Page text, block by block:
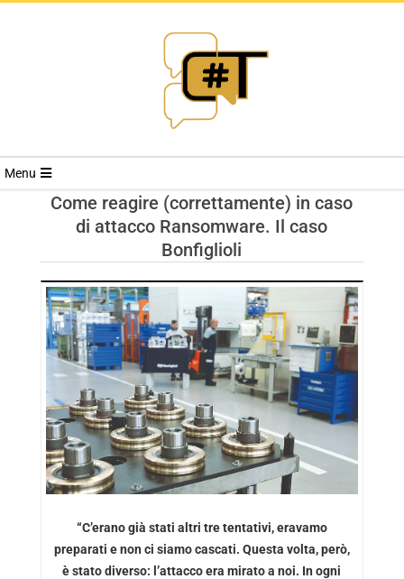
RIVISTA
TRENDS
Menu
Come reagire (correttamente) in caso
di attacco Ransomware. Il caso
Bonfiglioli
“C’erano già stati altri tre tentativi, eravamo
preparati e non ci siamo cascati. Questa volta, però,
è stato diverso: l’attacco era mirato a noi. In ogni